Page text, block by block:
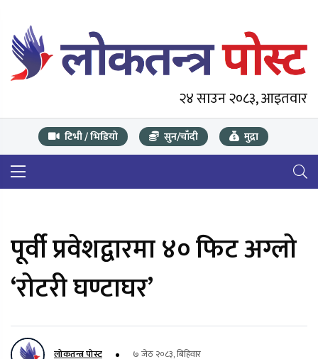
२४ साउन २०८३, आइतवार
टिभी / भिडियो सुन/चाँदी मुद्रा
पूर्वी प्रवेशद्वारमा ४० फिट अग्लो
‘रोटरी घण्टाघर’
लोकतन्त्र पोस्ट ७ जेठ २०८३, बिहिवार